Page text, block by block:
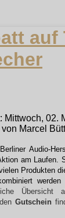
auf
Mittwoch, 02.
Marcel
Audio-
am Laufen.
Produkten
Übersicht
Gutschein